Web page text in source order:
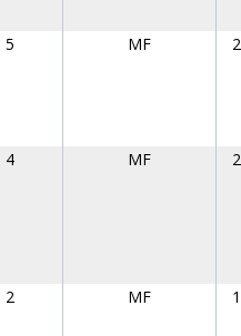
5 MF
4 MF
2 MF